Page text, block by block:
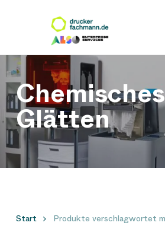
Chemisches
Glätten
Start
Produkte verschlagwortet